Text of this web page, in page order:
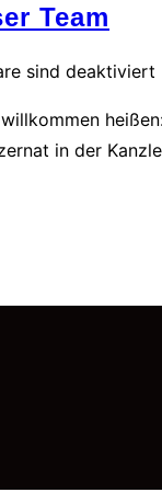
Team
sind deaktiviert
in der